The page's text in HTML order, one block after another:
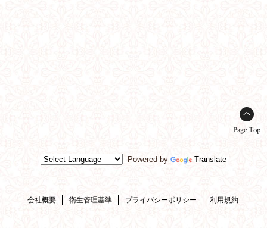
Page Top
Powered by Translate
会社概要 衛生管理基準 プライバシーポリシー 利用規約